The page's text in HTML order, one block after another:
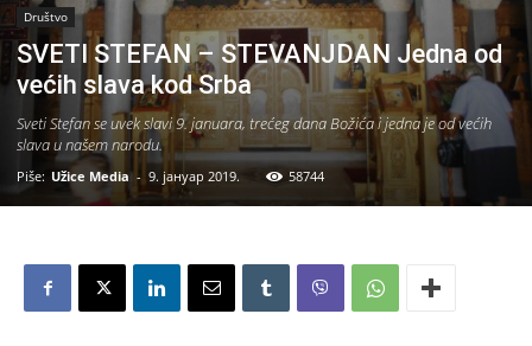
Društvo
SVETI STEFAN – STEVANJDAN Jedna od
većih slava kod Srba
Sveti Stefan se uvek slavi 9. januara, trećeg dana Božića i jedna je od većih
slava u našem narodu.
Piše: Užice Media - 9. јануар 2019. 58744